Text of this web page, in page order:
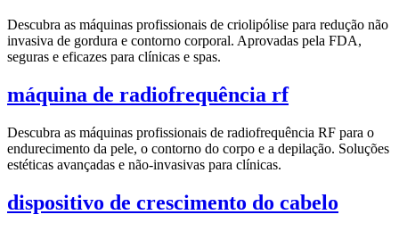
Descubra as máquinas profissionais de criolipólise para redução não
invasiva de gordura e contorno corporal. Aprovadas pela FDA,
seguras e eficazes para clínicas e spas.
máquina de radiofrequência rf
Descubra as máquinas profissionais de radiofrequência RF para o
endurecimento da pele, o contorno do corpo e a depilação. Soluções
estéticas avançadas e não-invasivas para clínicas.
dispositivo de crescimento do cabelo